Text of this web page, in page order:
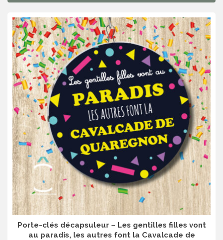
Porte-clés décapsuleur – Les gentilles filles vont
au paradis, les autres font la Cavalcade de